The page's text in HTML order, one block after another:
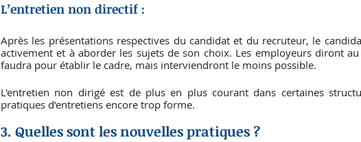
L’entretien non directif :
Après les présentations respectives du candidat et du recruteur, le
activement et à aborder les sujets de son choix. Les employeurs diront
faudra pour établir le cadre, mais interviendront le moins possible.
L'entretien non dirigé est de plus en plus courant dans certaines
pratiques d’entretiens encore trop forme.
3. Quelles sont les nouvelles pratiques ?